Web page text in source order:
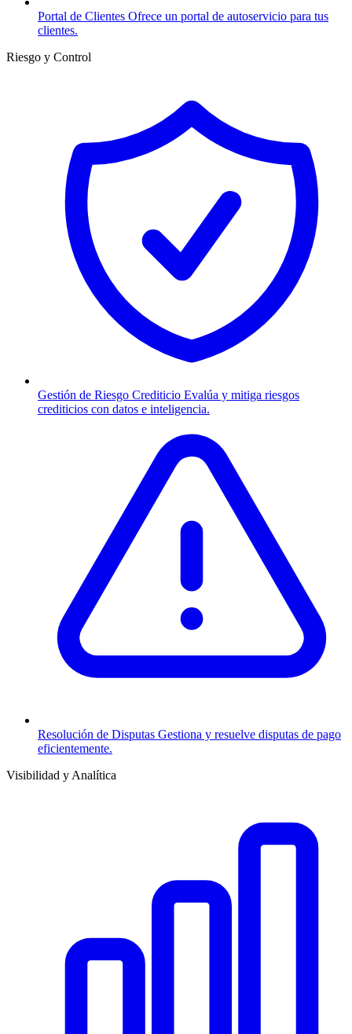
Portal de Clientes Ofrece un portal de autoservicio para tus
clientes.
Riesgo y Control
Gestión de Riesgo Crediticio Evalúa y mitiga riesgos
crediticios con datos e inteligencia.
Resolución de Disputas Gestiona y resuelve disputas de pago
eficientemente.
Visibilidad y Analítica